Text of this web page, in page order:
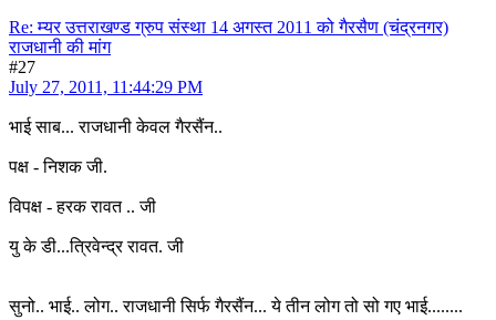
Re: म्यर उत्तराखण्ड ग्रुप संस्था 14 अगस्त 2011 को गैरसैण (चंद्रनगर)
राजधानी की मांग
#27
July 27, 2011, 11:44:29 PM
भाई साब... राजधानी केवल गैरसैंन..
पक्ष - निशक जी.
विपक्ष - हरक रावत .. जी
यु के डी...त्रिवेन्द्र रावत. जी
सुनो.. भाई.. लोग.. राजधानी सिर्फ गैरसैंन... ये तीन लोग तो सो गए भाई........